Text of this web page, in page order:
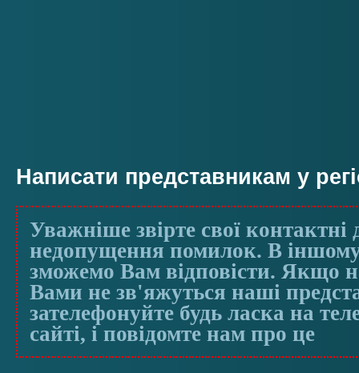
Написати представникам у
Уважніше звірте свої контактні
недопущення помилок. В
зможемо Вам відповісти. Якщо
Вами не зв'яжуться наші
зателефонуйте будь ласка на
сайті, і повідомте нам про це